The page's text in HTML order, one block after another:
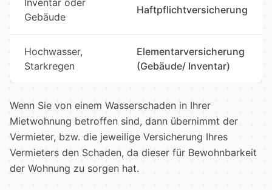
Inventar oder
Gebäude
Haftpflichtversicherung
Hochwasser,
Starkregen
Elementarversicherung
(Gebäude/ Inventar)
Wenn Sie von einem Wasserschaden in Ihrer
Mietwohnung betroffen sind, dann übernimmt der
Vermieter, bzw. die jeweilige Versicherung Ihres
Vermieters den Schaden, da dieser für Bewohnbarkeit
der Wohnung zu sorgen hat.